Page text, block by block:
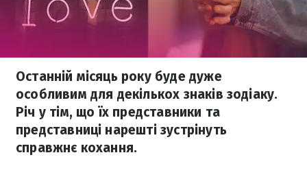
Останній місяць року буде дуже
особливим для декількох знаків зодіаку.
Річ у тім, що їх представники та
представниці нарешті зустрінуть
справжнє кохання.